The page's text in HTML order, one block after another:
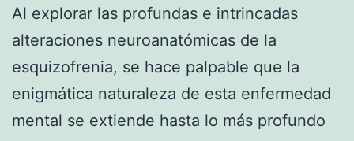
Al explorar las profundas e intrincadas
alteraciones neuroanatómicas de la
esquizofrenia, se hace palpable que la
enigmática naturaleza de esta enfermedad
mental se extiende hasta lo más profundo